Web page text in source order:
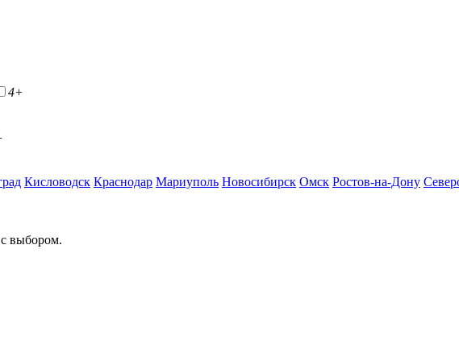
4+
Кисловодск Краснодар Мариуполь Новосибирск Омск Ростов-на-Дону
с выбором.